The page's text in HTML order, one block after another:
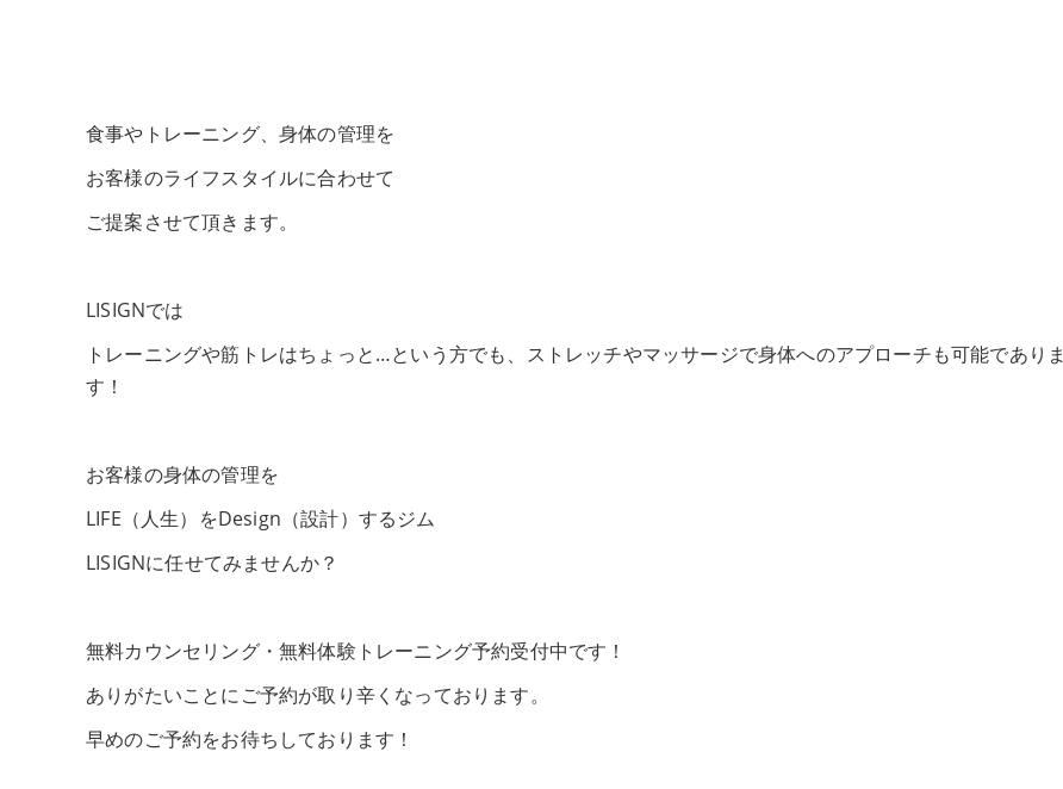
食事やトレーニング、身体の管理を
お客様のライフスタイルに合わせて
ご提案させて頂きます。
LISIGNでは
トレーニングや筋トレはちょっと…という方でも、ストレッチやマッサージで身体へのアプローチも可能でありま
す！
お客様の身体の管理を
LIFE（人生）をDesign（設計）するジム
LISIGNに任せてみませんか？
無料カウンセリング・無料体験トレーニング予約受付中です！
ありがたいことにご予約が取り辛くなっております。
早めのご予約をお待ちしております！